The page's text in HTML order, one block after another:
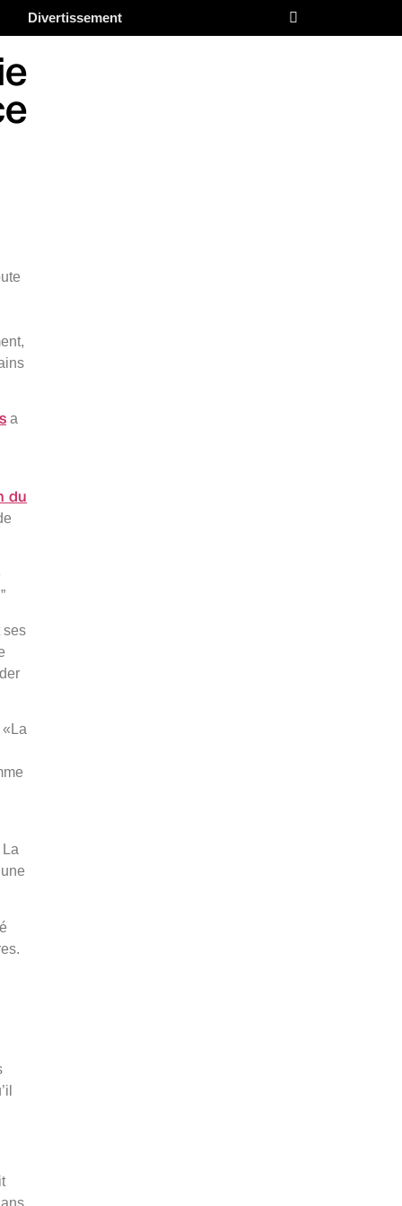
Divertissement
a
du
ses
La